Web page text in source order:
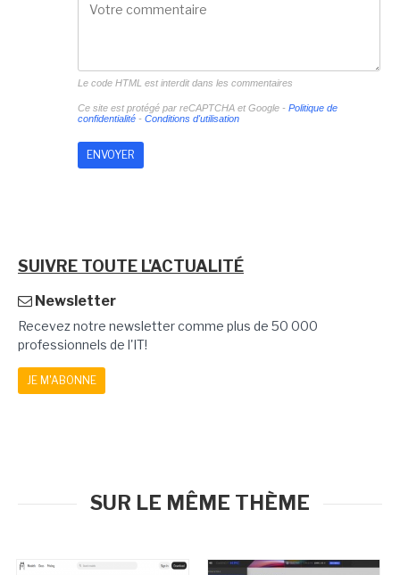
Le code HTML est interdit dans les commentaires
Ce site est protégé par reCAPTCHA et Google - Politique de
confidentialité- Conditions d'utilisation
SUIVRE TOUTE L'ACTUALITÉ
Newsletter
Recevez notre newsletter comme plus de 50 000
professionnels de l'IT!
JE M'ABONNE
SUR LE MÊME THÈME